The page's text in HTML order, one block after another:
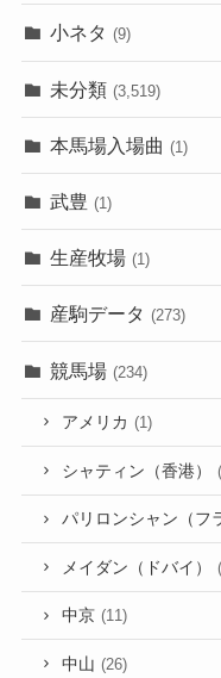
小ネタ (9)
未分類 (3,519)
本馬場入場曲 (1)
武豊 (1)
生産牧場 (1)
産駒データ (273)
競馬場 (234)
アメリカ (1)
シャティン（香港）
パリロンシャン（フ
メイダン（ドバイ）
中京 (11)
中山 (26)